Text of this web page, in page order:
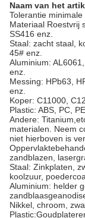
Naam van het
Tolerantie
Materiaal Roestvrij
SS416 enz.
Staal: zacht staal,
45# enz.
Aluminium:
enz.
Messing: HPb63,
enz.
Koper: C11000,
Plastic: ABS, PC,
Andere:
materialen. Neem
niet hierboven is
zandblazen,
Staal: Zinkplaten,
koolzuur,
Aluminium: helder
Nikkel, chroom,